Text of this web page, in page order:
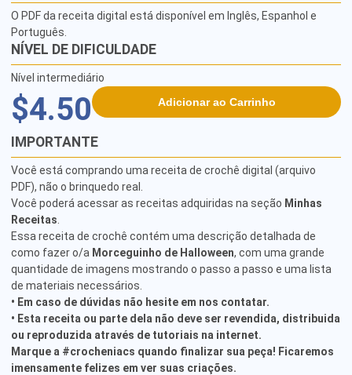
O PDF da receita digital está disponível em Inglês, Espanhol e
Português.
NÍVEL DE DIFICULDADE
Nível intermediário
$4.50 Adicionar ao Carrinho
IMPORTANTE
Você está comprando uma receita de crochê digital (arquivo
PDF), não o brinquedo real.
Você poderá acessar as receitas adquiridas na seção Minhas
Receitas
Essa receita de crochê contém uma descrição detalhada de
como fazer o/a Morceguinho de Halloween, com uma grande
quantidade de imagens mostrando o passo a passo e uma lista
de materiais necessários.
• Em caso de dúvidas não hesite em nos contatar.
• Esta receita ou parte dela não deve ser revendida, distribuida
ou reproduzida através de tutoriais na internet.
Marque a #crocheniacs quando finalizar sua peça! Ficaremos
imensamente felizes em ver suas criações.